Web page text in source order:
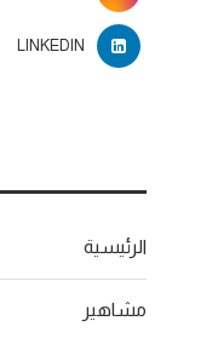
LINKEDIN
الرئيسية
مشاهير